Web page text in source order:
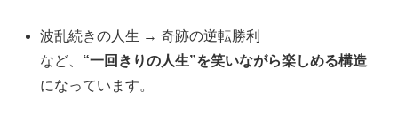
波乱続きの人生 → 奇跡の逆転勝利
など、 “一回きりの人生”を笑いながら楽しめる構造
になっています。